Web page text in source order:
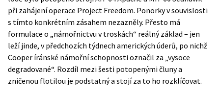
při zahájení operace Project Freedom. Ponorky v souvislosti
s tímto konkrétním zásahem nezazněly. Přesto má
formulace o „námořnictvu v troskách“ reálný základ – jen
leží jinde, v předchozích týdnech amerických úderů, po nichž
Cooper íránské námořní schopnosti označil za „vysoce
degradované“. Rozdíl mezi šesti potopenými čluny a
zničenou flotilou je podstatný a stojí za to ho rozklíčovat.